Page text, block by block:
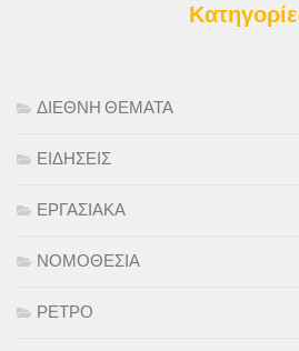
ΔΙΕΘΝΗ ΘΕΜΑΤΑ
ΕΙΔΗΣΕΙΣ
ΕΡΓΑΣΙΑΚΑ
ΝΟΜΟΘΕΣΙΑ
ΡΕΤΡΟ